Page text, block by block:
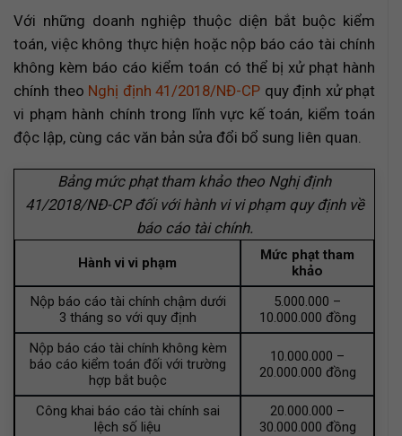
Với những doanh nghiệp thuộc diện bắt buộc kiểm
toán, việc không thực hiện hoặc nộp báo cáo tài chính
không kèm báo cáo kiểm toán có thể bị xử phạt hành
chính theo Nghị định 41/2018/NĐ-CP quy định xử phạt
vi phạm hành chính trong lĩnh vực kế toán, kiểm toán
độc lập, cùng các văn bản sửa đổi bổ sung liên quan.
Bảng mức phạt tham khảo theo Nghị định
41/2018/NĐ-CP đối với hành vi vi phạm quy định về
báo cáo tài chính.
Hành vi vi phạm
Mức phạt tham
khảo
Nộp báo cáo tài chính chậm dưới
3 tháng so với quy định
5.000.000 –
10.000.000 đồng
Nộp báo cáo tài chính không kèm
báo cáo kiểm toán đối với trường
hợp bắt buộc
10.000.000 –
20.000.000 đồng
Công khai báo cáo tài chính sai
lệch số liệu
20.000.000 –
30.000.000 đồng